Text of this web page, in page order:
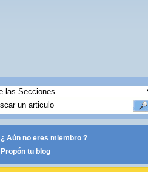
¿ Aún no eres miembro ?
Propón tu blog